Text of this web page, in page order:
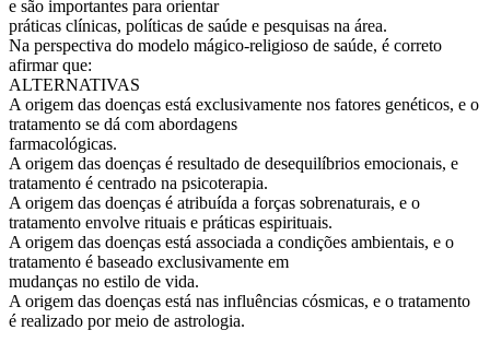
e são importantes para orientar
práticas clínicas, políticas de saúde e pesquisas na área.
Na perspectiva do modelo mágico-religioso de saúde, é correto
afirmar que:
ALTERNATIVAS
A origem das doenças está exclusivamente nos fatores genéticos, e o
tratamento se dá com abordagens
farmacológicas.
A origem das doenças é resultado de desequilíbrios emocionais, e
tratamento é centrado na psicoterapia.
A origem das doenças é atribuída a forças sobrenaturais, e o
tratamento envolve rituais e práticas espirituais.
A origem das doenças está associada a condições ambientais, e o
tratamento é baseado exclusivamente em
mudanças no estilo de vida.
A origem das doenças está nas influências cósmicas, e o tratamento
é realizado por meio de astrologia.